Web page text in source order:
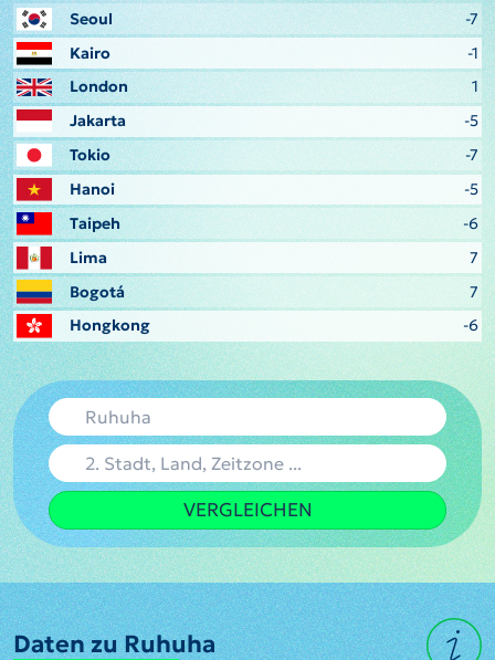
Seoul
-7
Kairo
-1
London
1
Jakarta
-5
Tokio
-7
Hanoi
-5
Taipeh
-6
Lima
7
Bogotá
7
Hongkong
-6
VERGLEICHEN
Daten zu Ruhuha